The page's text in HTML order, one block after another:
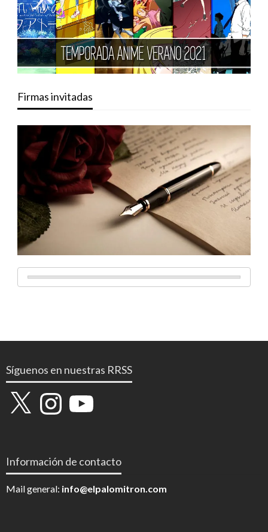
Firmas invitadas
Síguenos en nuestras RRSS
X InstagramYouTube
Información de contacto
Mail general: info@elpalomitron.com